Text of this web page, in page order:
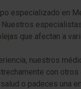
especializado en
que afectan a
nuestros
con
o padeces una